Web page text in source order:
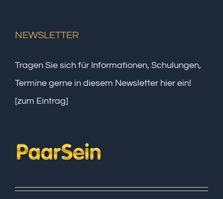
NEWSLETTER
Tragen Sie sich für Informationen, Schulungen,
Termine gerne in diesem Newsletter hier ein!
[zum Eintrag]